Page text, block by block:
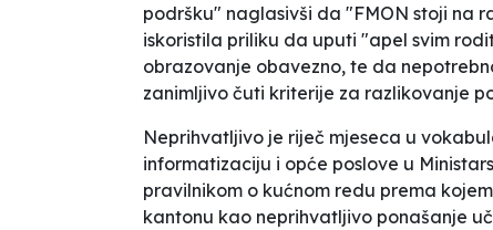
podršku" naglasivši da "FMON stoji na
iskoristila priliku da uputi "apel svim
obrazovanje obavezno, te da
zanimljivo čuti kriterije za razlikovanje
Neprihvatljivo je riječ mjeseca u
informatizaciju i opće poslove u
pravilnikom o kućnom redu prema
kantonu kao neprihvatljivo ponašanje